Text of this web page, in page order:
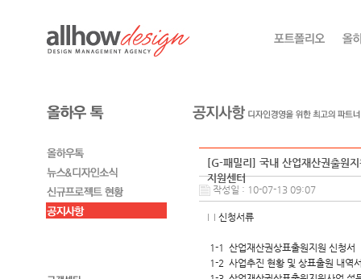
[G-패밀리] 국내 산업재산권출원
지원센터
작성일 : 10-07-13 09:07
□ 신청서류
1-1 산업재산권상표출원지원 신청서
1-2 사업추진 현황 및 상표출원 내역